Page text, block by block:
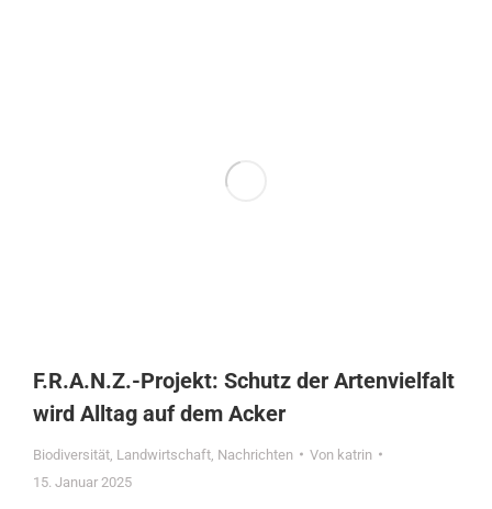
F.R.A.N.Z.-Projekt: Schutz der Artenvielfalt
wird Alltag auf dem Acker
Biodiversität Landwirtschaft Nachrichten Von katrin
15. Januar 2025